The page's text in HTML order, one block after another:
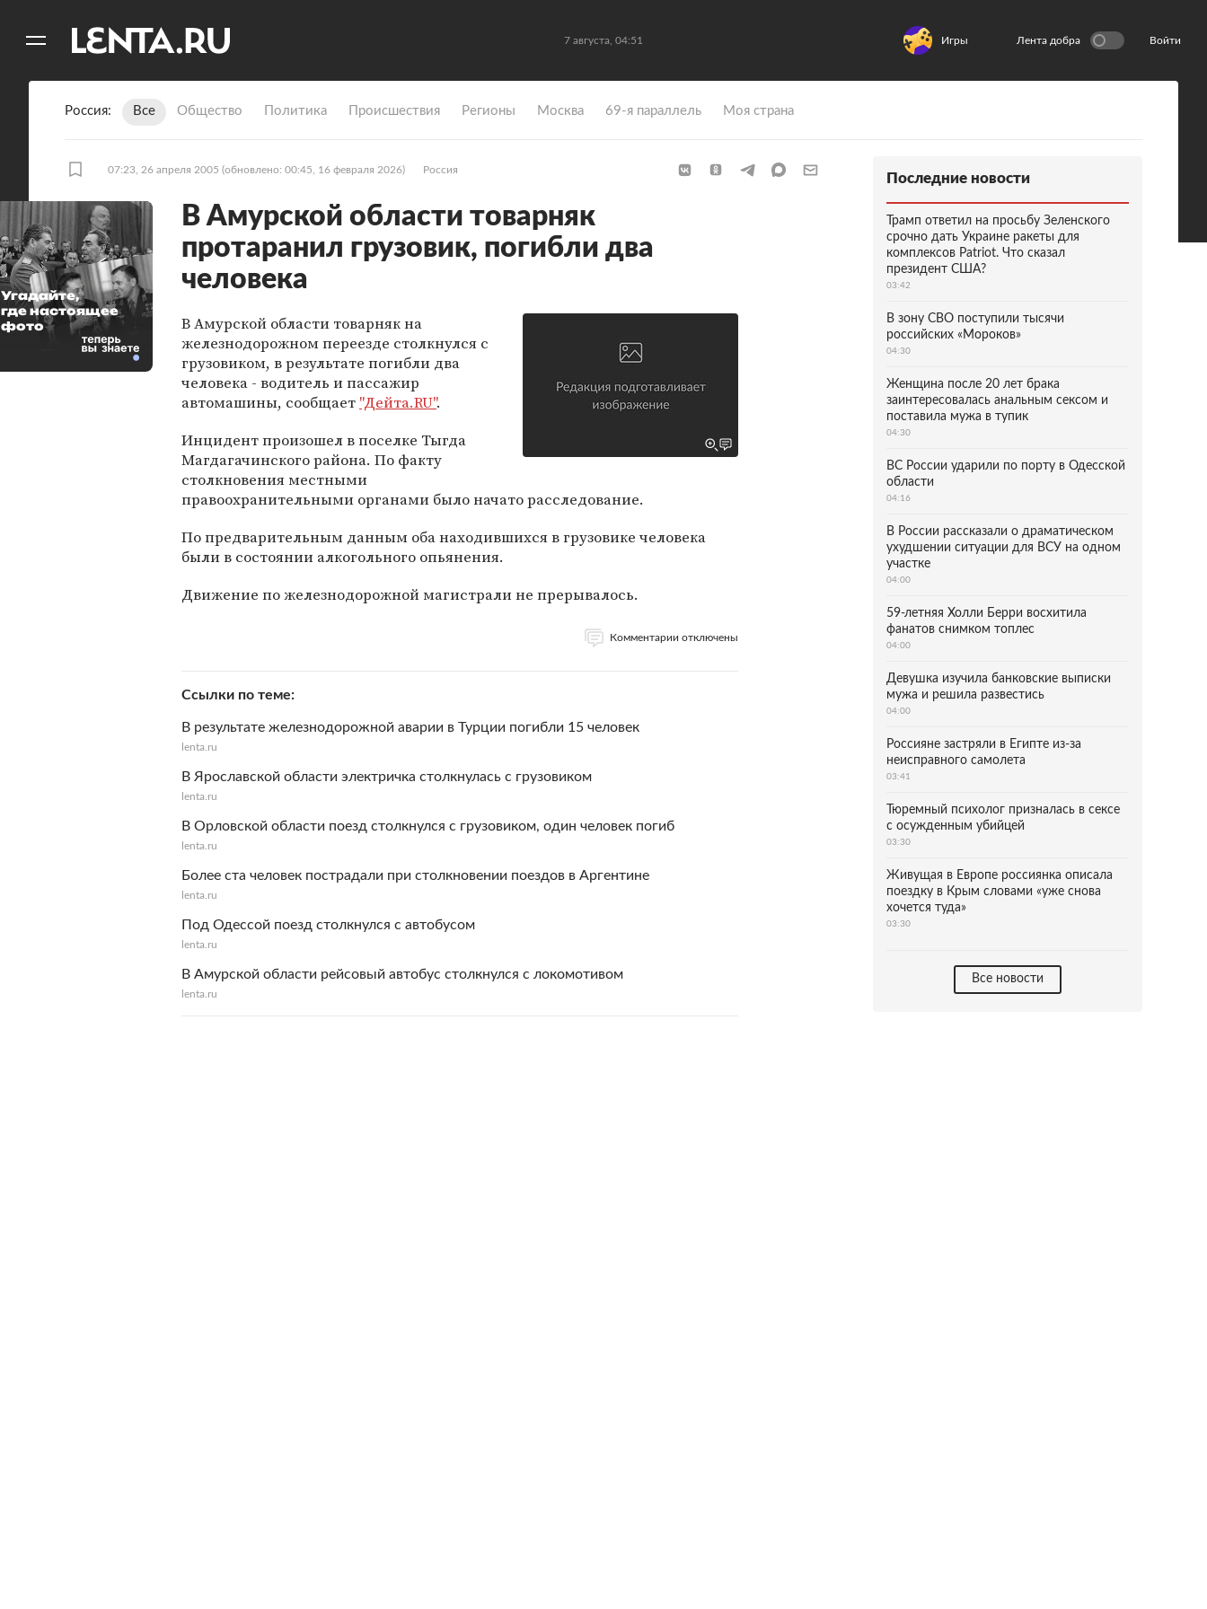
7 августа, 04:51 Игры Лента добра Войти
Россия Все Общество Политика Происшествия Регионы Москва 69-я параллель Моя страна
07:23, 26 апреля 2005 (обновлено: 00:45, 16 февраля 2026) Россия
В Амурской области товарняк
протаранил грузовик, погибли два
человека
В Амурской области товарняк на
железнодорожном переезде столкнулся с
грузовиком, в результате погибли два
человека - водитель и пассажир
автомашины, сообщает "Дейта.RU".
Инцидент произошел в поселке Тыгда
Магдагачинского района. По факту
столкновения местными
правоохранительными органами было начато расследование.
По предварительным данным оба находившихся в грузовике человека
были в состоянии алкогольного опьянения.
Движение по железнодорожной магистрали не прерывалось.
Комментарии отключены
Ссылки по теме
В результате железнодорожной аварии в Турции погибли 15 человек
lenta.ru
В Ярославской области электричка столкнулась с грузовиком
lenta.ru
В Орловской области поезд столкнулся с грузовиком, один человек погиб
lenta.ru
Более ста человек пострадали при столкновении поездов в Аргентине
lenta.ru
Под Одессой поезд столкнулся с автобусом
lenta.ru
В Амурской области рейсовый автобус столкнулся с локомотивом
lenta.ru
Угадайте,
где настоящее
фото
Последние новости
Трамп ответил на просьбу Зеленского
срочно дать Украине ракеты для
комплексов Patriot. Что сказал
президент США?
03:42
В зону СВО поступили тысячи
российских «Мороков»
04:30
Женщина после 20 лет брака
заинтересовалась анальным сексом и
поставила мужа в тупик
04:30
ВС России ударили по порту в Одесской
области
04:16
В России рассказали о драматическом
ухудшении ситуации для ВСУ на одном
участке
04:00
59-летняя Холли Берри восхитила
фанатов снимком топлес
04:00
Девушка изучила банковские выписки
мужа и решила развестись
04:00
Россияне застряли в Египте из-за
неисправного самолета
03:41
Тюремный психолог призналась в сексе
с осужденным убийцей
03:30
Живущая в Европе россиянка описала
поездку в Крым словами «уже снова
хочется туда»
03:30
Все новости